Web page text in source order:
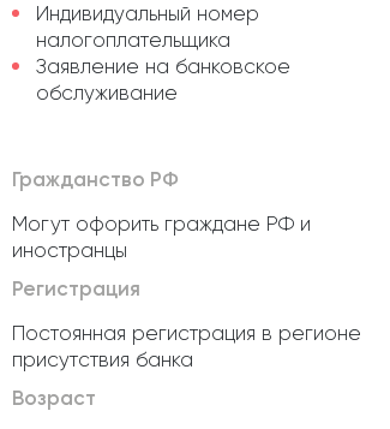
Индивидуальный номер
налогоплательщика
Заявление на банковское
обслуживание
Гражданство РФ
Могут офорить граждане РФ и
иностранцы
Регистрация
Постоянная регистрация в регионе
присутствия банка
Возраст